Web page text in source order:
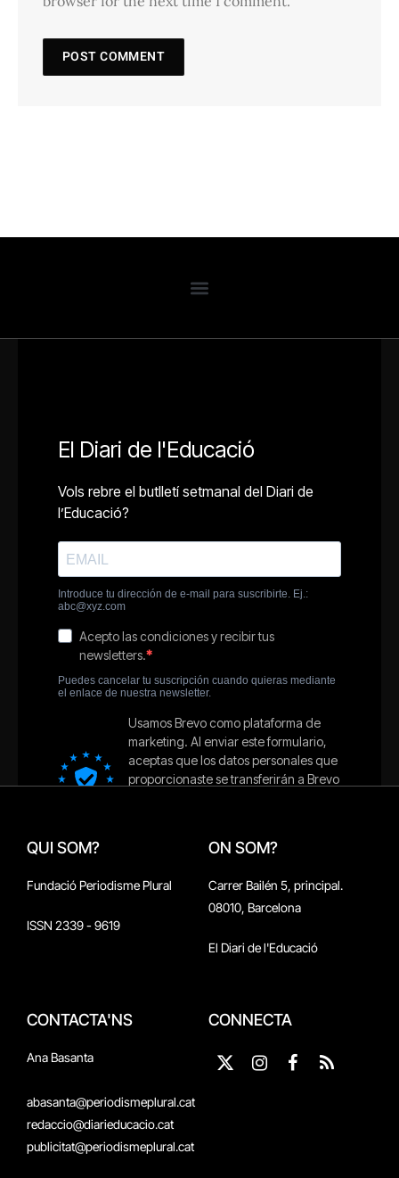
QUI SOM?
Fundació Periodisme Plural
ISSN 2339 - 9619
ON SOM?
Carrer Bailén 5, principal.
08010, Barcelona
El Diari de l'Educació
CONTACTA'NS
Ana Basanta
abasanta@periodismeplural.cat
redaccio@diarieducacio.cat
publicitat@periodismeplural.cat
CONNECTA
X
Instagram
Facebook
RSS